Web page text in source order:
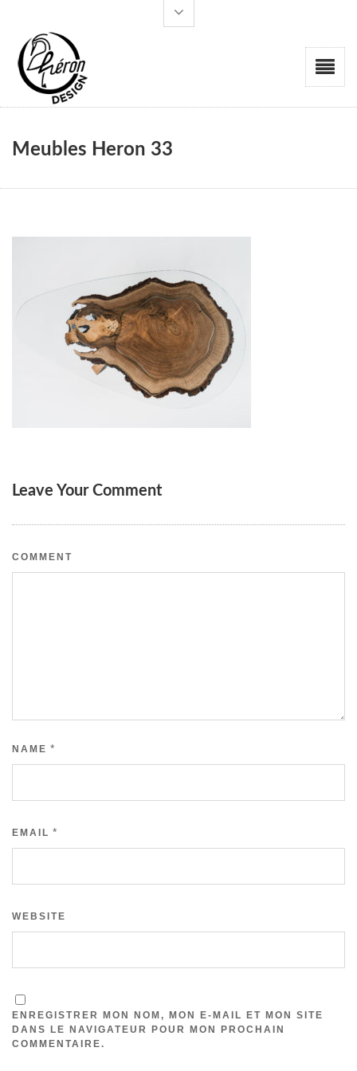
Meubles Heron 33
Leave Your Comment
COMMENT
NAME *
EMAIL *
WEBSITE
ENREGISTRER MON NOM, MON E-MAIL ET MON SITE
DANS LE NAVIGATEUR POUR MON PROCHAIN
COMMENTAIRE.